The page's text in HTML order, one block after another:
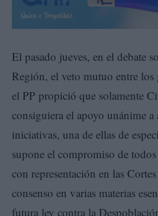
El pasado jueves, en el debate
Región, el veto mutuo entre
el PP propició que solamente
consiguiera el apoyo unánime a
iniciativas, una de ellas de
supone el compromiso de
con representación en las
consenso en varias materias
futura ley contra la